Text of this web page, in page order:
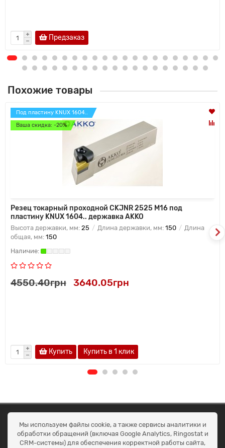
Предзаказ
Похожие товары
Под пластину KNUX 1604..
Ваша скидка: -20%
Резец токарный проходной CKJNR 2525 M16 под
пластину KNUX 1604.. державка AKKO
Высота державки, мм: 25 Длина державки, мм: 150
Длина
общая, мм: 150
4550.40грн 3640.05грн
Купить Купить в 1 клик
ОКЕАН ТРЕЙД
Договір публичної оферти
Доставка та оплата
Наші контакти
Мы используем файлы cookie, а также сервисы аналитики и
обработки обращений (включая Google Analytics, Ringostat и
CRM-системы) для обеспечения корректной работы сайта,